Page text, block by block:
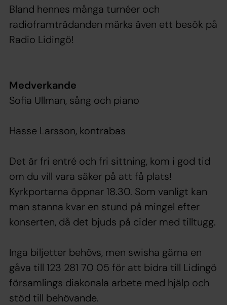
Bland hennes många turnéer och
radioframträdanden märks även ett besök på
Radio Lidingö!
Medverkande
Sofia Ullman, sång och piano
Hasse Larsson, kontrabas
Det är fri entré och fri sittning, kom i god tid
om du vill vara säker på att få plats!
Kyrkportarna öppnar 18.30. Som vanligt kan
man stanna kvar en stund på mingel efter
konserten, då det bjuds på cider med tilltugg.
Inga biljetter behövs, men swisha gärna en
gåva till 123 281 70 05 för att bidra till Lidingö
församlings diakonala arbete med hjälp och
stöd till behövande.